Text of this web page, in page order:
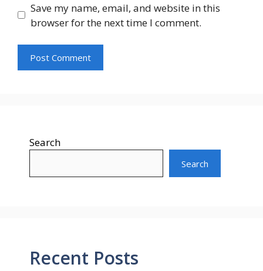
Save my name, email, and website in this
browser for the next time I comment.
Search
Search
Recent Posts